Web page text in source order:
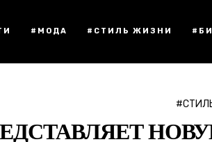
#МОДА #СТИЛЬ ЖИЗНИ